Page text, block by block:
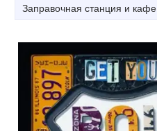
Заправочная станция и кафе